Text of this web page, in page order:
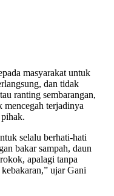
masyarakat untuk
dan tidak
ranting sembarangan,
mencegah terjadinya
selalu berhati-hati
bakar sampah, daun
apalagi tanpa
ujar Gani